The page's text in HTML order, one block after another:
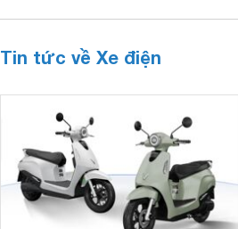
Tin tức về Xe điện